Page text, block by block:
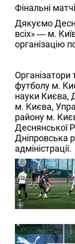
Фінальні
Дякуємо
всіх» — м.
організацію
Організатори
футболу м.
науки Києва,
м. Києва,
району м.
Деснянської
Дніпровська
адміністрації.